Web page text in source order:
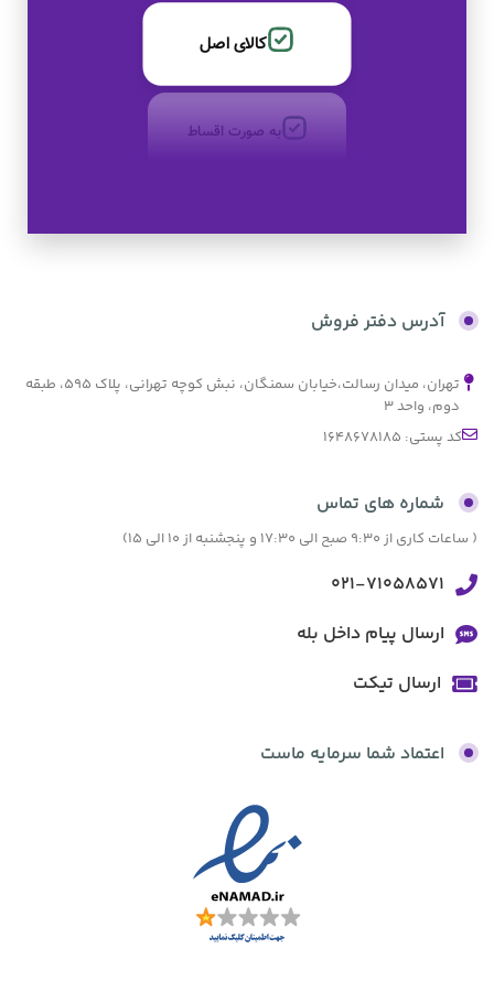
کالای اصل
به صورت اقساط
آدرس دفتر فروش
تهران، میدان رسالت،خیابان سمنگان، نبش کوچه تهرانی، پلاک ۵۹۵، طبقه
دوم، واحد ۳
کد پستی: 1648678185
شماره های تماس
( ساعات کاری از 9:30 صبح الی 17:30 و پنجشنبه از 10 الی 15)
021-71058571
ارسال پیام داخل بله
ارسال تیکت
اعتماد شما سرمایه ماست